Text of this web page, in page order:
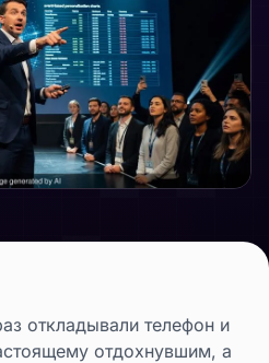
откладывали телефон и
отдохнувшим, а